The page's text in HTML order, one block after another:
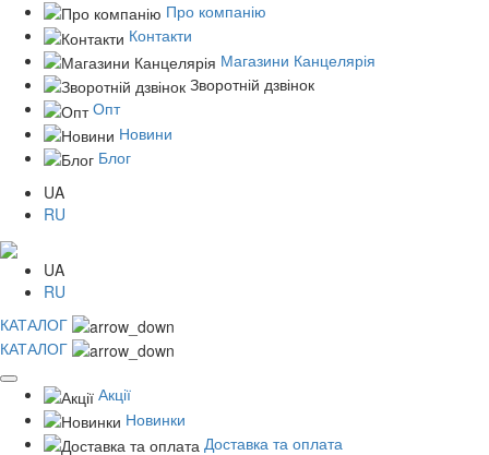
Про компанію
Контакти
Магазини Канцелярія
Зворотній дзвінок
Опт
Новини
Блог
UA
RU
UA
RU
КАТАЛОГ
КАТАЛОГ
Акції
Новинки
Доставка та оплата